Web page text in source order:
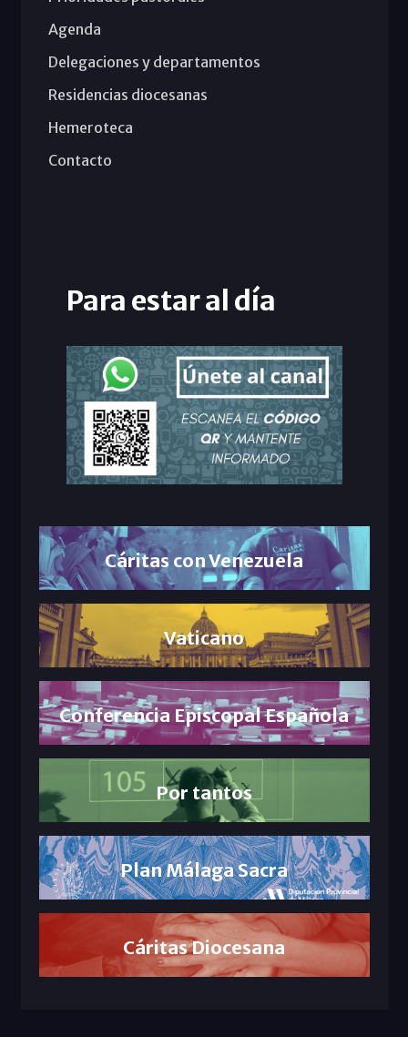
Agenda
Delegaciones y departamentos
Residencias diocesanas
Hemeroteca
Contacto
Para estar al día
Cáritas con Venezuela
Vaticano
Conferencia Episcopal Española
Por tantos
Plan Málaga Sacra
Cáritas Diocesana